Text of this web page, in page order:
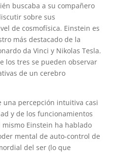
buscaba a su compañero
sobre sus
de cosmofísica. Einstein es
más destacado de la
da Vinci y Nikolas Tesla.
los tres se pueden observar
de un cerebro
una percepción intuitiva casi
y de los funcionamientos
mismo Einstein ha hablado
mental de auto-control de
del ser (lo que